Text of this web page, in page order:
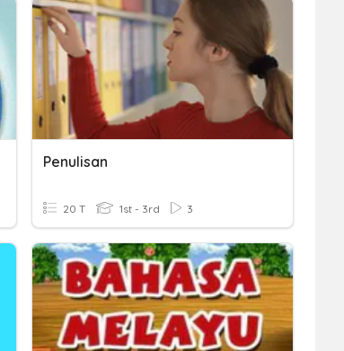
Penulisan
20 T 1st - 3rd 3